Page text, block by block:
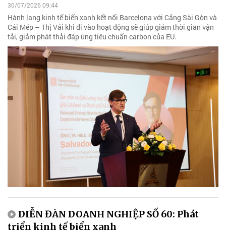
30/07/2026 09:44
Hành lang kinh tế biển xanh kết nối Barcelona với Cảng Sài Gòn và
Cái Mép – Thị Vải khi đi vào hoạt động sẽ giúp giảm thời gian vận
tải, giảm phát thải đáp ứng tiêu chuẩn carbon của EU.
DIỄN ĐÀN DOANH NGHIỆP SỐ 60: Phát
triển kinh tế biển xanh